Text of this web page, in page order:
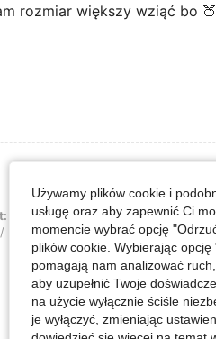
rozmiar większy wziąć bo
/ 65 in, Waga: 60 kg / 132 lbs, Biust:
164 cm / 65 in Waga:60 kg / 132
35 in Kształt ciała:Klepsydra
Używamy plików cookie i
usługę oraz aby zapewnić Ci
momencie wybrać opcję
plików cookie. Wybierając
pomagają nam analizować
aby uzupełnić Twoje
na użycie wyłącznie ściśle
je wyłączyć, zmieniając